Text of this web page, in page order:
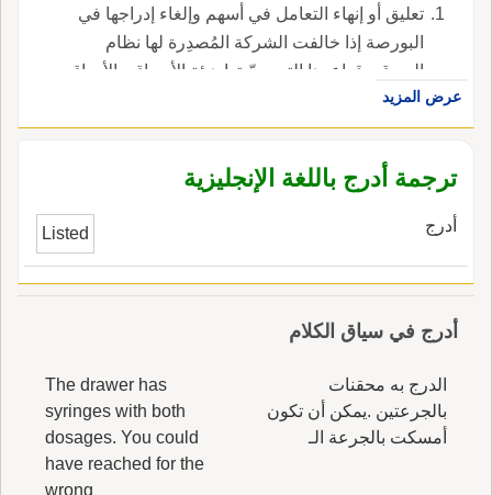
تعليق أو إنهاء التعامل في أسهم وإلغاء إدراجها في
البورصة إذا خالفت الشركة المُصدِرة لها نظام
السوق وقواعدها التي حدّدتها هيئة الأسواق والأوراق
المالية ، في الإنجليزية، هي delisting.عرض المزيد
ترجمة أدرج باللغة الإنجليزية
أدرج Listed
أدرج في سياق الكلام
الدرج به محقنات
بالجرعتين .يمكن أن تكون
أمسكت بالجرعة الـ
The drawer has
syringes with both
dosages. You could
have reached for the
wrong